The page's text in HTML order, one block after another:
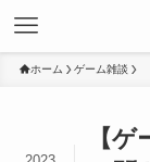
ホーム ゲーム雑談
【